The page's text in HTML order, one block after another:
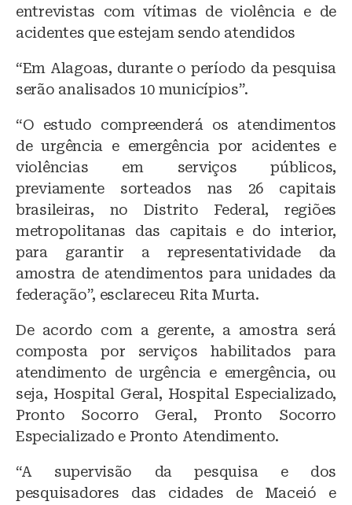
entrevistas com vítimas de violência e de
acidentes que estejam sendo atendidos
“Em Alagoas, durante o período da pesquisa
serão analisados 10 municípios”.
“O estudo compreenderá os atendimentos
de urgência e emergência por acidentes e
violências em serviços públicos,
previamente sorteados nas 26 capitais
brasileiras, no Distrito Federal, regiões
metropolitanas das capitais e do interior,
para garantir a representatividade da
amostra de atendimentos para unidades da
federação”, esclareceu Rita Murta.
De acordo com a gerente, a amostra será
composta por serviços habilitados para
atendimento de urgência e emergência, ou
seja, Hospital Geral, Hospital Especializado,
Pronto Socorro Geral, Pronto Socorro
Especializado e Pronto Atendimento.
“A supervisão da pesquisa e dos
pesquisadores das cidades de Maceió e